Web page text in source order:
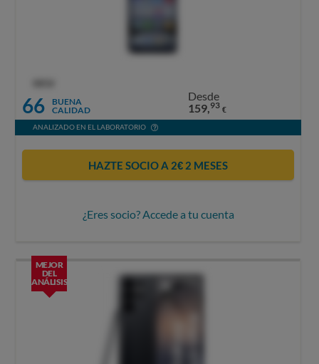
66
BUENA
CALIDAD
Desde
159,93 €
ANALIZADO EN EL LABORATORIO
HAZTE SOCIO A 2€ 2 MESES
¿Eres socio? Accede a tu cuenta
MEJOR
DEL
ANÁLISIS